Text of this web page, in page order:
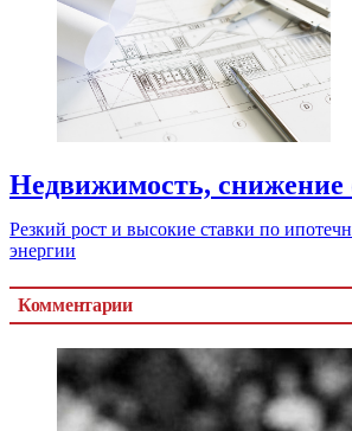
Недвижимость, снижение
Резкий рост и высокие ставки по
энергии
Комментарии